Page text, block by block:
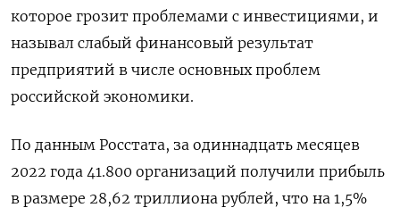
которое грозит проблемами с инвестициями, и
называл слабый финансовый результат
предприятий в числе основных проблем
российской экономики.
По данным Росстата, за одиннадцать месяцев
2022 года 41.800 организаций получили прибыль
в размере 28,62 триллиона рублей, что на 1,5%